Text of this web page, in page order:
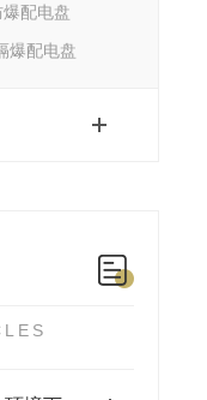
配电盘
爆配电盘